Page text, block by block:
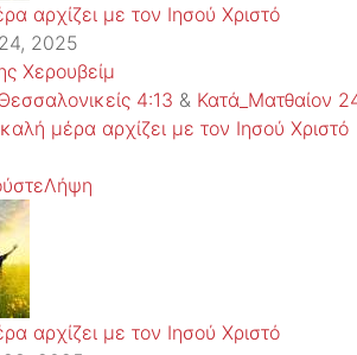
αρχίζει με τον Ιησού Χριστό
2025
Χερουβείμ
4:13 & Κατά_Ματθαίον
μέρα αρχίζει με τον Ιησού Χριστό
Λήψη
αρχίζει με τον Ιησού Χριστό